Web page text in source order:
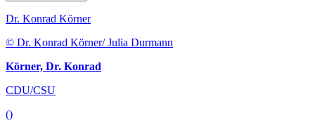
Dr. Konrad Körner
© Dr. Konrad Körner/ Julia Durmann
Körner, Dr. Konrad
CDU/CSU
()